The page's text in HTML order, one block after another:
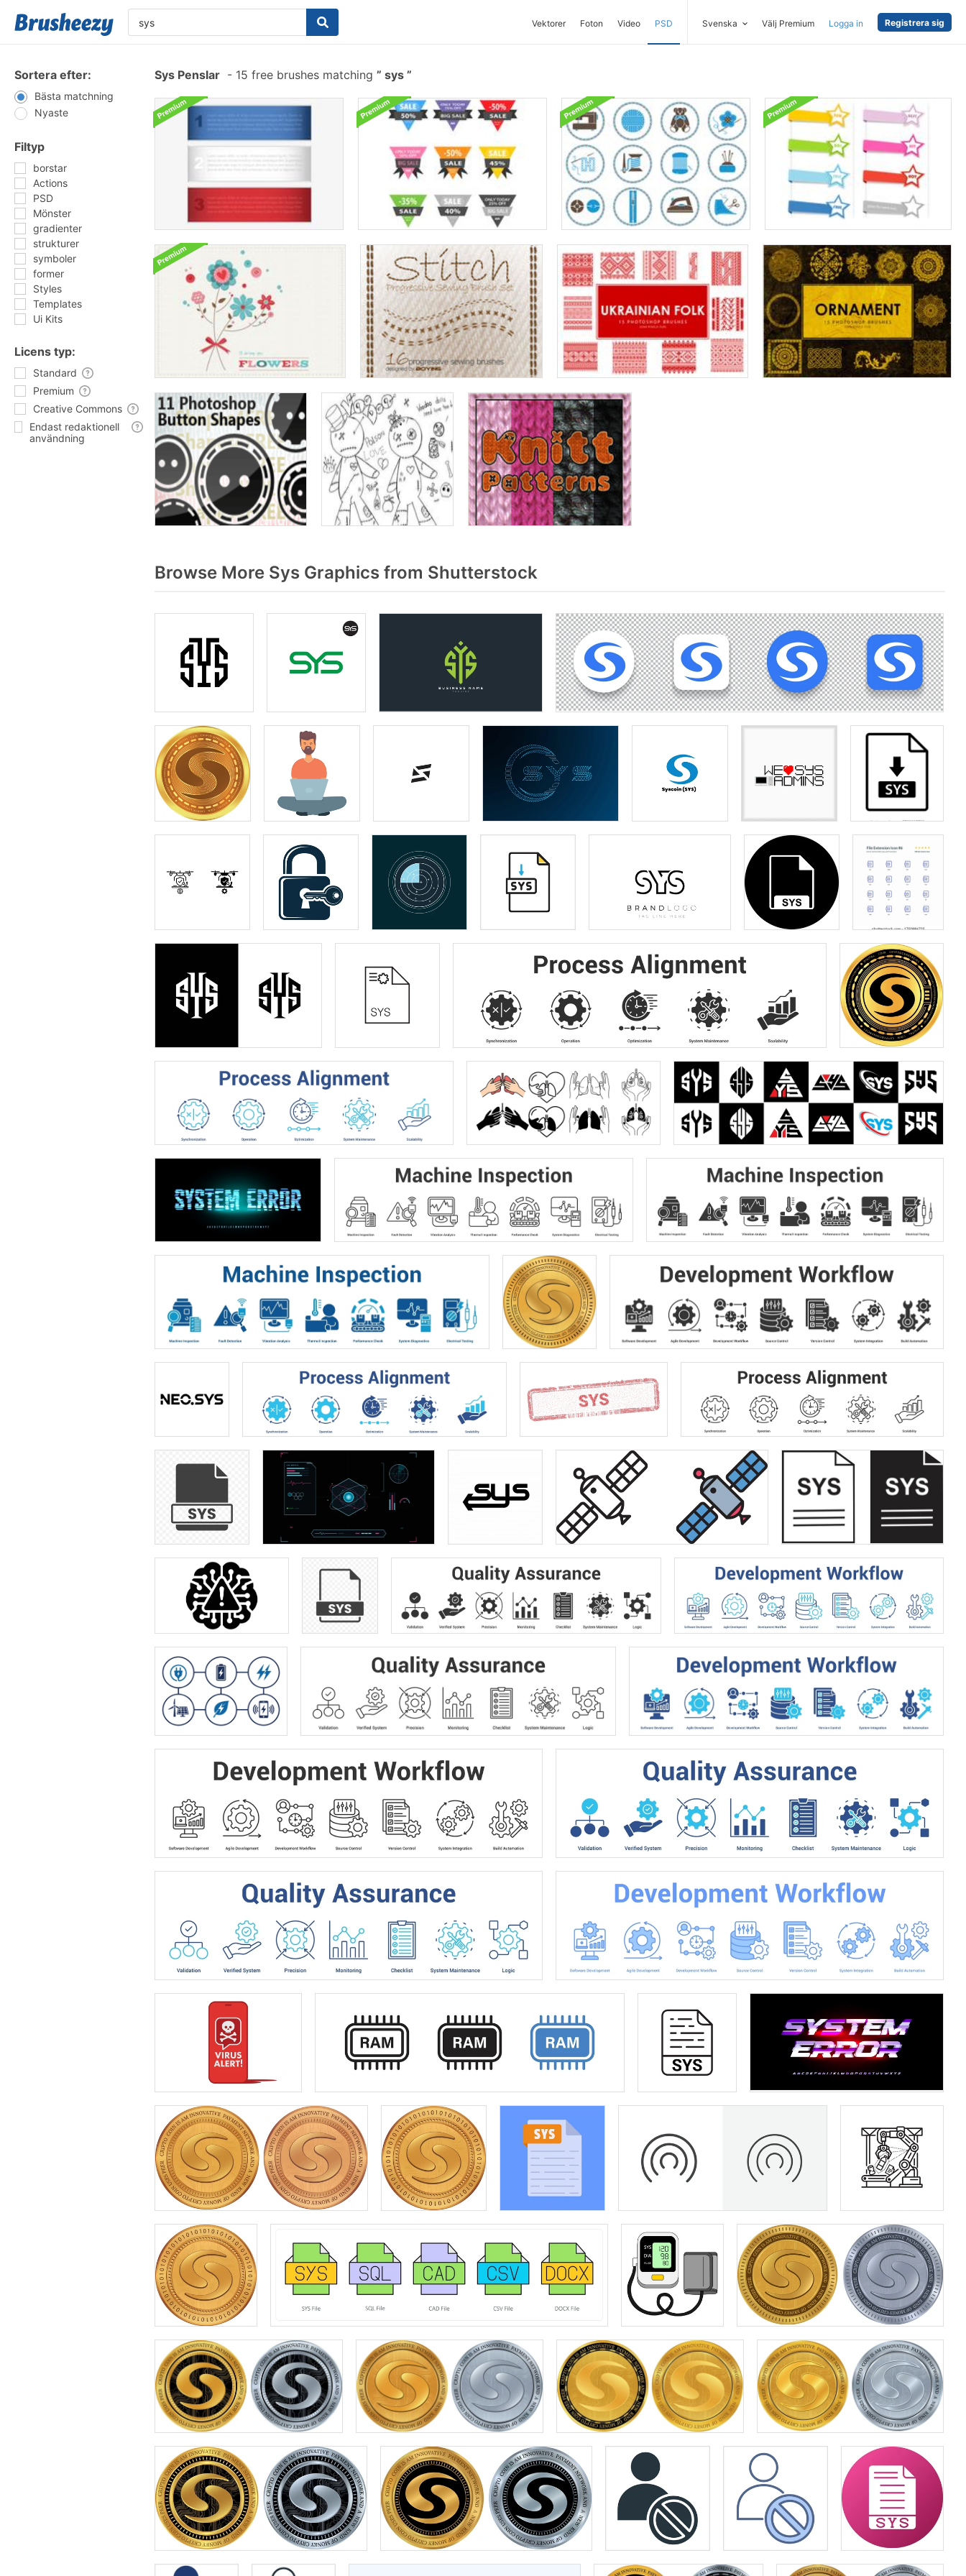
Vektorer Foton Video PSD Svenska Välj Premium Logga in Registrera sig
Sortera efter:
Bästa matchning
Nyaste
Filtyp
borstar
Actions
PSD
Mönster
gradienter
strukturer
symboler
former
Styles
Templates
Ui Kits
Licens typ:
Standard
Premium
Creative Commons
Endast redaktionell
användning
Sys Penslar - 15 free brushes matching sys
Browse More Sys Graphics from Shutterstock